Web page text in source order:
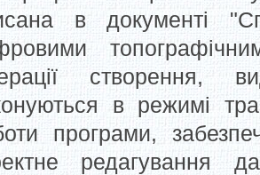
в документі
створення,
в режимі
програми,
редагування